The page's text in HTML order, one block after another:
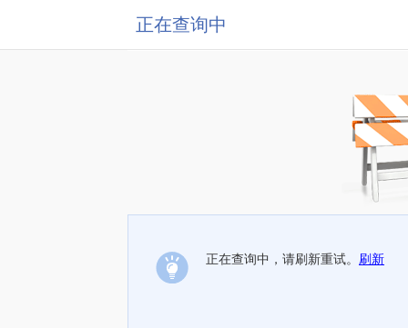
正在查询中
正在查询中，请刷新重试。 刷新